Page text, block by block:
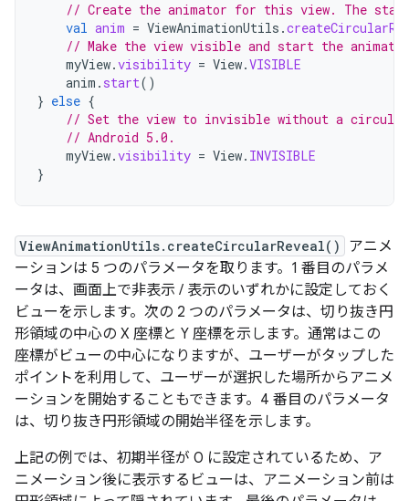
// Create the animator for this view. The
val anim = ViewAnimationUtils .
// Make the view visible and start the
myView.visibility = View.VISIBLE
anim . start()
} else {
// Set the view to invisible without a circular
// Android 5.0.
myView.visibility = View. INVISIBLE
}
ViewAnimationUtils.createCircularReveal()
アニメ
ーションは 5 つのパラメータを取ります。1 番目のパラメ
ータは、画面上で非表示 / 表示のいずれかに設定しておく
ビューを示します。次の 2 つのパラメータは、切り抜き円
形領域の中心の X 座標と Y 座標を示します。通常はこの
座標がビューの中心になりますが、ユーザーがタップした
ポイントを利用して、ユーザーが選択した場所からアニメ
ーションを開始することもできます。4 番目のパラメータ
は、切り抜き円形領域の開始半径を示します。
上記の例では、初期半径が 0 に設定されているため、ア
ニメーション後に表示するビューは、アニメーション前は